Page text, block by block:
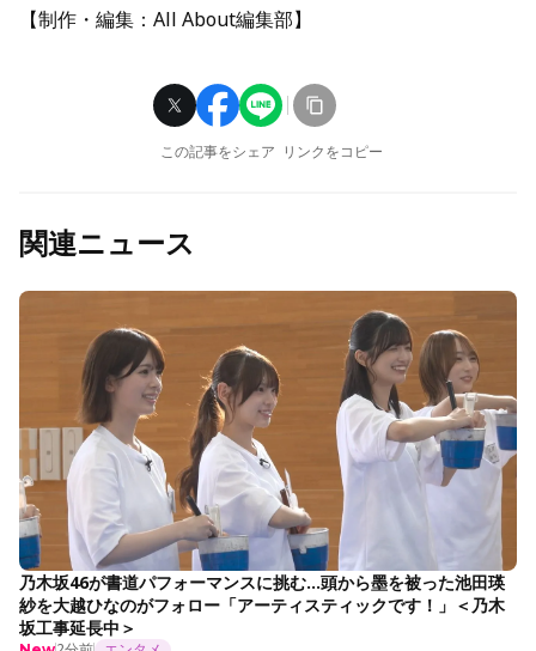
【制作・編集：All About編集部】
この記事をシェア リンクをコピー
関連ニュース
乃木坂46が書道パフォーマンスに挑む…頭から墨を被った池田瑛
紗を大越ひなのがフォロー「アーティスティックです！」＜乃木
坂工事延長中＞